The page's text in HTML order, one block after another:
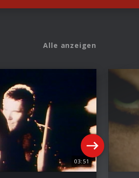
Alle anzeigen
03:51